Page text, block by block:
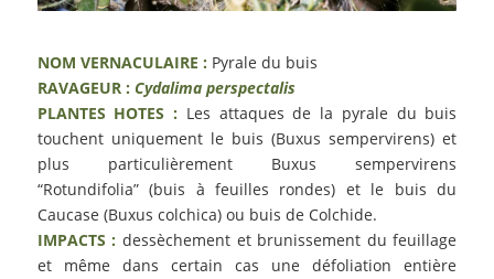
NOM VERNACULAIRE : Pyrale du buis
RAVAGEUR : Cydalima perspectalis
PLANTES HOTES : Les attaques de la pyrale du buis
touchent uniquement le buis (Buxus sempervirens) et
plus particulièrement Buxus sempervirens
“Rotundifolia” (buis à feuilles rondes) et le buis du
Caucase (Buxus colchica) ou buis de Colchide.
IMPACTS : dessèchement et brunissement du feuillage
et même dans certain cas une défoliation entière